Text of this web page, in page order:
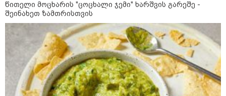
საზამთროს გამყიდველთან
სამკვდრო-სასიცოცხლო
„კუკუდამალობანა“ - რუსული
დრონის „საბრძოლო-კომიკური“
ვიდეო
წითელი მოცხარის "ცოცხალი ჯემი" ხარშვის გარეშე -
შეინახეთ ზამთრისთვის